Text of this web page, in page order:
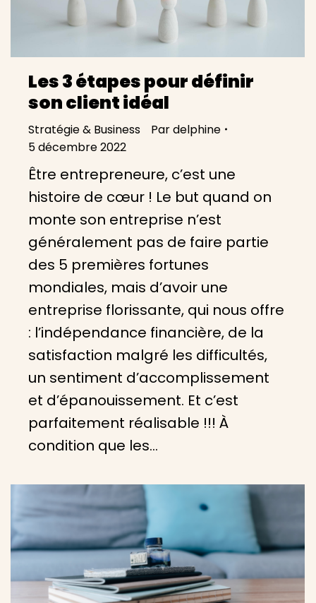
Les 3 étapes pour définir
son client idéal
Stratégie & Business Pardelphine
5 décembre 2022
Être entrepreneure, c’est une
histoire de cœur ! Le but quand on
monte son entreprise n’est
généralement pas de faire partie
des 5 premières fortunes
mondiales, mais d’avoir une
entreprise florissante, qui nous offre
: l’indépendance financière, de la
satisfaction malgré les difficultés,
un sentiment d’accomplissement
et d’épanouissement. Et c’est
parfaitement réalisable !!! À
condition que les…